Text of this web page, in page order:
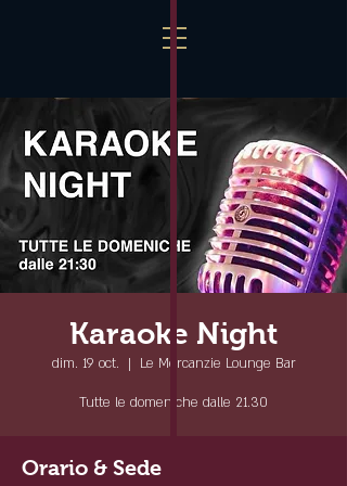
Karaoke Night
dim. 19 oct.
  |
Le Mercanzie Lounge Bar
Tutte le domeniche dalle 21.30
Orario & Sede